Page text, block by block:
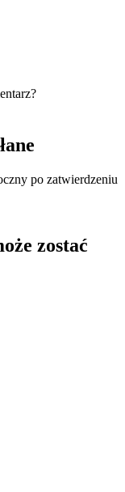
po zatwierdzeniu
zostać